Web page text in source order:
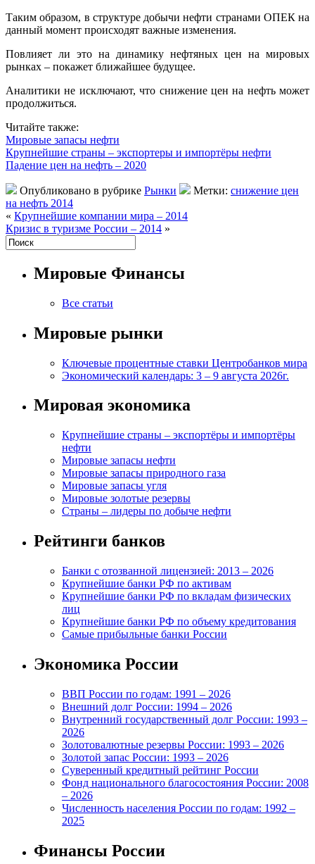
Таким образом, в структуре добычи нефти странами ОПЕК на
данный момент происходят важные изменения.
Повлияет ли это на динамику нефтяных цен на мировых
рынках – покажет ближайшее будущее.
Аналитики не исключают, что снижение цен на нефть может
продолжиться.
Читайте также:
Мировые запасы нефти
Крупнейшие страны – экспортеры и импортёры нефти
Падение цен на нефть – 2020
Опубликовано в рубрике Рынки Метки: снижение цен
на нефть 2014
« Крупнейшие компании мира – 2014
Кризис в туризме России – 2014 »
Мировые Финансы
Все статьи
Мировые рынки
Ключевые процентные ставки Центробанков мира
Экономический календарь: 3 – 9 августа 2026г.
Мировая экономика
Крупнейшие страны – экспортёры и импортёры
нефти
Мировые запасы нефти
Мировые запасы природного газа
Мировые запасы угля
Мировые золотые резервы
Страны – лидеры по добыче нефти
Рейтинги банков
Банки с отозванной лицензией: 2013 – 2026
Крупнейшие банки РФ по активам
Крупнейшие банки РФ по вкладам физических
лиц
Крупнейшие банки РФ по объему кредитования
Самые прибыльные банки России
Экономика России
ВВП России по годам: 1991 – 2026
Внешний долг России: 1994 – 2026
Внутренний государственный долг России: 1993 –
2026
Золотовалютные резервы России: 1993 – 2026
Золотой запас России: 1993 – 2026
Суверенный кредитный рейтинг России
Фонд национального благосостояния России: 2008
– 2026
Численность населения России по годам: 1992 –
2025
Финансы России